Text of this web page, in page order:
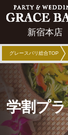
新宿本店
グレースバリ総合TOP
学割プ